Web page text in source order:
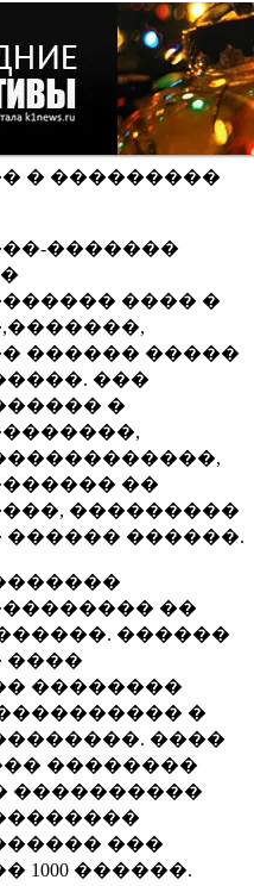
� ���������
�������
���� �
������ �����
���
�
��
���������
������.
��
������
����
��������
�
����
��������
����������
���
1000 ������.